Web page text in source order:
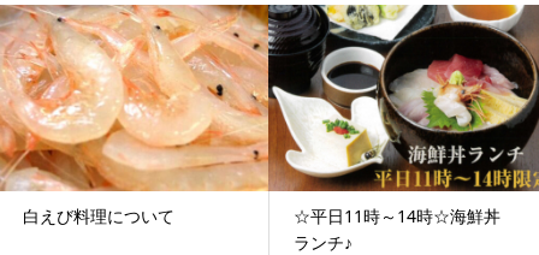
白えび料理について
☆平日11時～14時☆海鮮丼
ランチ♪